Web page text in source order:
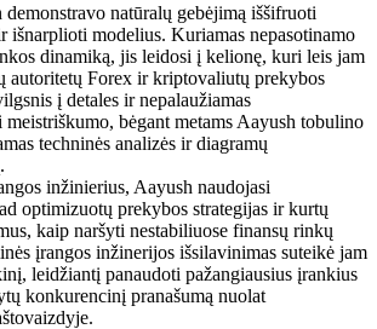
natūralų gebėjimą iššifruoti
išnarplioti modelius. Kuriamas nepasotinamo
dinamiką, jis leidosi į kelionę, kuri leis jam
autoritetų Forex ir kriptovaliutų prekybos
į detales ir nepalaužiamas
bėgant metams Aayush tobulino
techninės analizės ir diagramų
inžinierius, Aayush naudojasi
optimizuotų prekybos strategijas ir kurtų
kaip naršyti nestabiliuose finansų rinkų
įrangos inžinerijos išsilavinimas suteikė jam
leidžiantį panaudoti pažangiausius įrankius
konkurencinį pranašumą nuolat